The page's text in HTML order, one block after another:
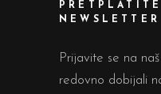
NEWSLETTER
Prijavite se na
redovno dobijali